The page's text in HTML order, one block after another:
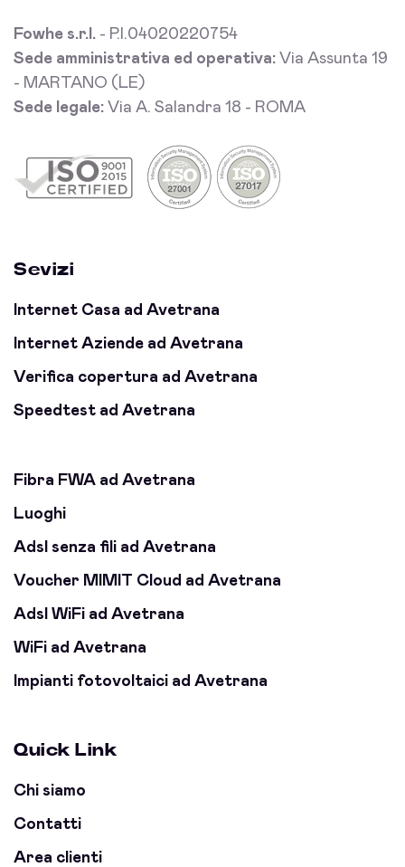
Fowhe s.r.l. - P.I.04020220754
Sede amministrativa ed operativa: Via Assunta 19
- MARTANO (LE)
Sede legale: Via A. Salandra 18 - ROMA
Sevizi
Internet Casa ad Avetrana
Internet Aziende ad Avetrana
Verifica copertura ad Avetrana
Speedtest ad Avetrana
Fibra FWA ad Avetrana
Luoghi
Adsl senza fili ad Avetrana
Voucher MIMIT Cloud ad Avetrana
Adsl WiFi ad Avetrana
WiFi ad Avetrana
Impianti fotovoltaici ad Avetrana
Quick Link
Chi siamo
Contatti
Area clienti